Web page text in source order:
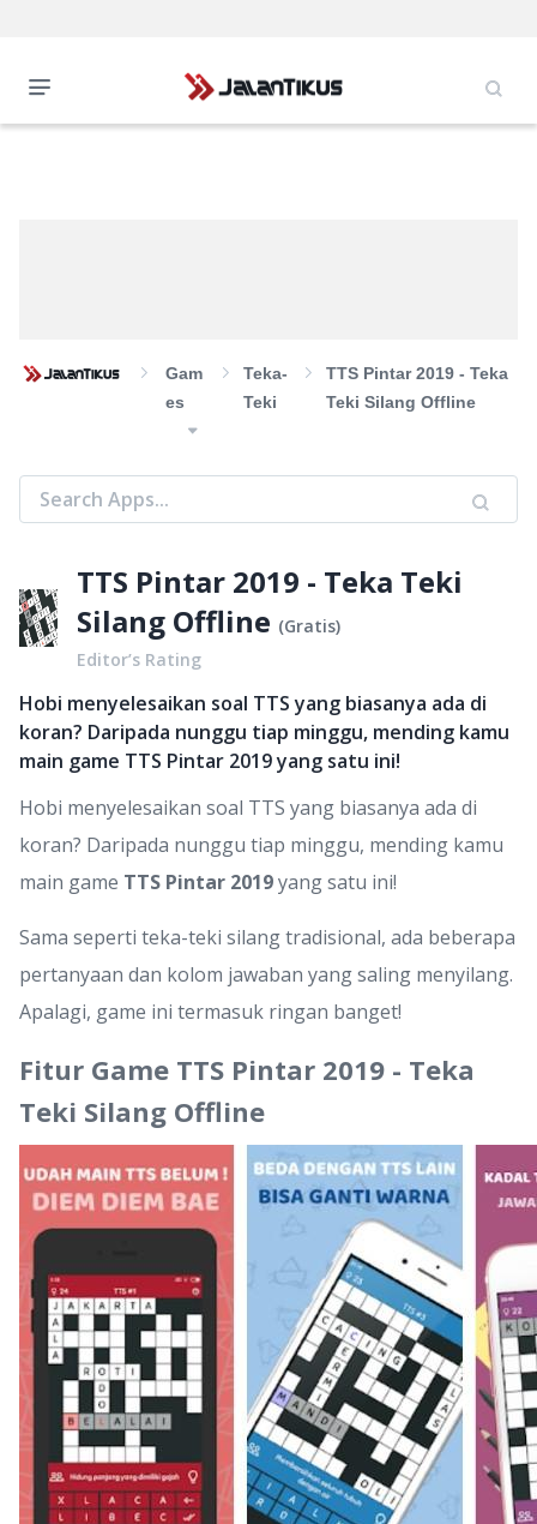
Gam
Es
Teka-
Teki
TTS Pintar 2019 - Teka
Teki Silang Offline
TTS Pintar 2019 - Teka Teki
Silang Offline (Gratis)
Editor’s Rating
Hobi menyelesaikan soal TTS yang biasanya ada di
koran? Daripada nunggu tiap minggu, mending kamu
main game TTS Pintar 2019 yang satu ini!
Hobi menyelesaikan soal TTS yang biasanya ada di
koran? Daripada nunggu tiap minggu, mending kamu
main game TTS Pintar 2019yang satu ini!
Sama seperti teka-teki silang tradisional, ada beberapa
pertanyaan dan kolom jawaban yang saling menyilang.
Apalagi, game ini termasuk ringan banget!
Fitur Game TTS Pintar 2019 - Teka
Teki Silang Offline